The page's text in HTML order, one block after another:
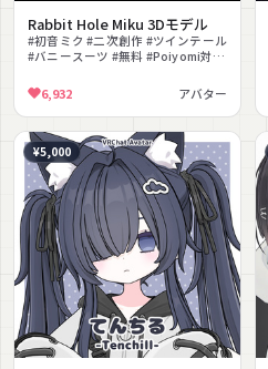
Rabbit Hole Miku 3Dモデル
#初音ミク #二次創作 #ツインテール
#バニースーツ #無料 #Poiyomi対応
タ #VRChat
6,932 アバター
¥5,000